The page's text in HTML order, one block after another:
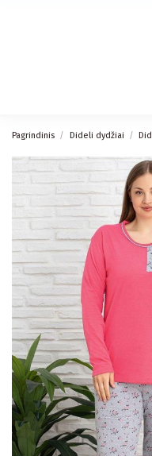
Pagrindinis Dideli dydžiai